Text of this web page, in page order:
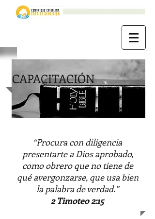
CAPACITACIÓN
“Procura con diligencia
presentarte a Dios aprobado,
como obrero que no tiene de
qué avergonzarse, que usa bien
la palabra de verdad.”
2 Timoteo 2:15